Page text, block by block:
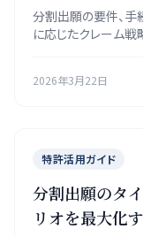
分割出願の要件、手
に応じたクレーム
2026年3月22日
特許活用ガイド
分割出願のタ
リオを最大化